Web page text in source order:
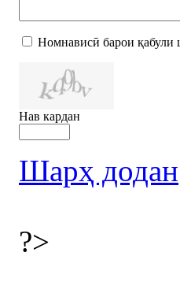
Номнависӣ барои қабули
Нав кардан
Шарҳ додан
?>